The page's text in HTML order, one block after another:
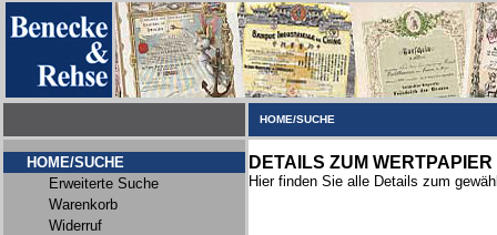
HOME/SUCHE
HOME/SUCHE
Erweiterte Suche
Warenkorb
Widerruf
DETAILS ZUM WERTPAPIER
Hier finden Sie alle Details zum